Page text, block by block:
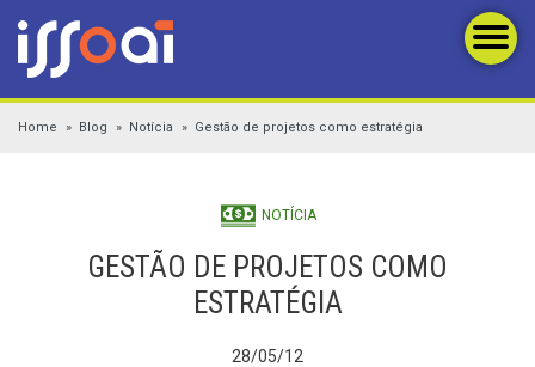
Home Blog Notícia Gestão de projetos como estratégia
NOTÍCIA
GESTÃO DE PROJETOS COMO
ESTRATÉGIA
28/05/12